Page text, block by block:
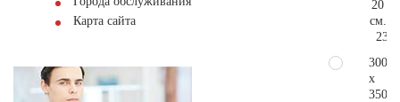
Карта сайта
20
см.
300
x
350